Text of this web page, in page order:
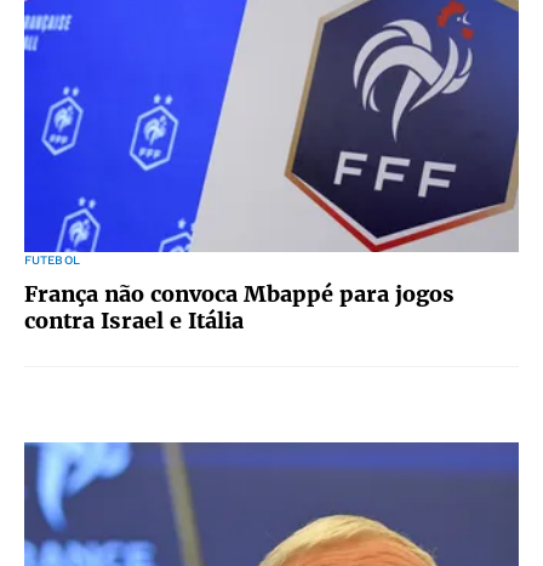
FUTEBOL
França não convoca Mbappé para jogos
contra Israel e Itália